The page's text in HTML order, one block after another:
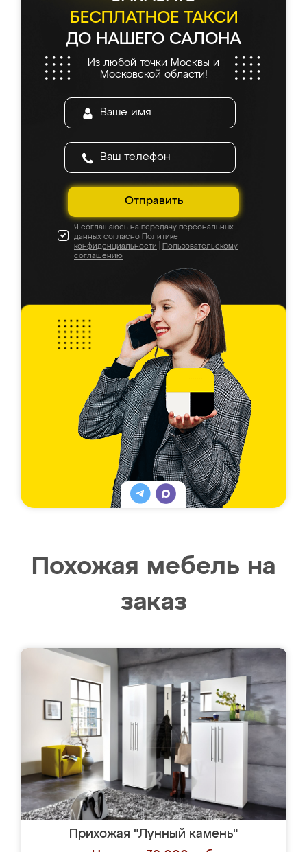
БЕСПЛАТНОЕ ТАКСИ
ДО НАШЕГО САЛОНА
Из любой точки Москвы и
Московской области!
Отправить
Я соглашаюсь на передачу персональных
данных согласно Политике
конфиденциальности
Пользовательскому
соглашению
Похожая мебель на
заказ
Прихожая "Лунный камень"